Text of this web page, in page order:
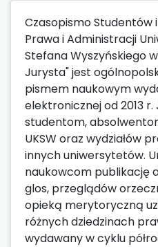
Czasopismo Studentów
Prawa i Administracji
Stefana Wyszyńskiego
Jurysta" jest
pismem naukowym
elektronicznej od 2013
studentom,
UKSW oraz wydziałów
innych uniwersytetów.
naukowcom publikację
glos, przeglądów
opieką merytoryczną
różnych dziedzinach
wydawany w cyklu